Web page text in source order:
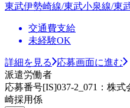
東武伊勢崎線/東武小泉線/東
交通費支給
未経験OK
詳細を見る
応募画面に進む
派遣労働者
応募番号[IS]037-2_071：株
崎採用係